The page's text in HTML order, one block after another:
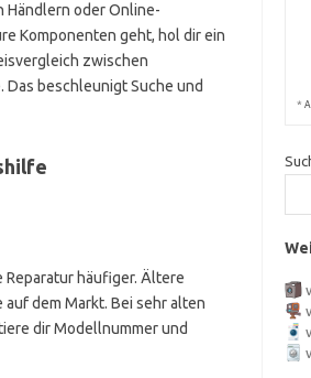
Händlern oder Online-
Komponenten geht, hol dir ein
zwischen
Das beschleunigt Suche und
häufiger. Ältere
dem Markt. Bei sehr alten
dir Modellnummer und
*